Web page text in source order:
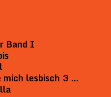
Band I
mich lesbisch 3 …